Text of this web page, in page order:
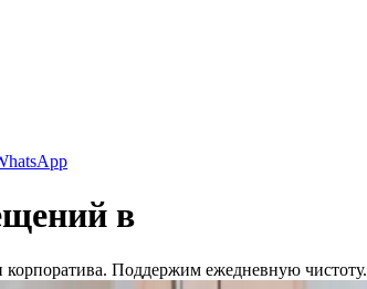
в
корпоратива. Поддержим ежедневную чистоту.